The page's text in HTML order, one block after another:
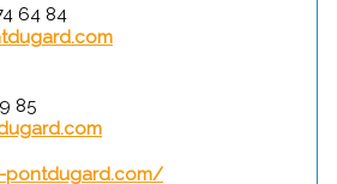
64 84
85
pontdugard.com/